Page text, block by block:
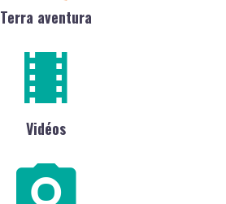
Terra aventura
Vidéos